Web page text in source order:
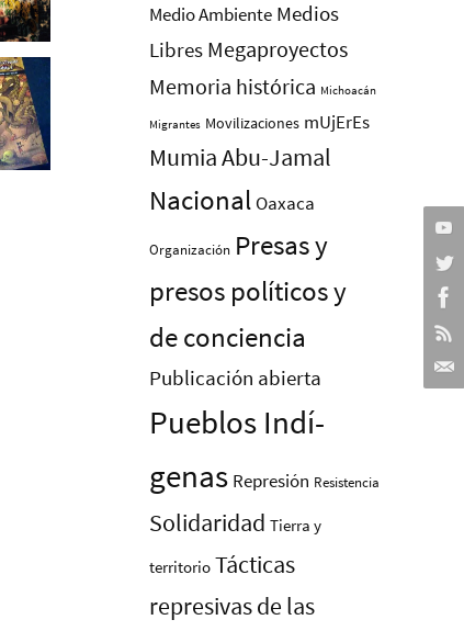
Medio Ambiente Medios
Libres Megaproyectos
Memoria histórica Michoacán
Migrantes Movilizaciones mUjErEs
Mumia Abu-Jamal
Nacional Oaxaca
Organización Presas y
presos polí­ticos y
de conciencia
Publicación abierta
Pueblos Indí­
genas Represión Resistencia
Solidaridad Tierra y
territorio Tácticas
represivas de las